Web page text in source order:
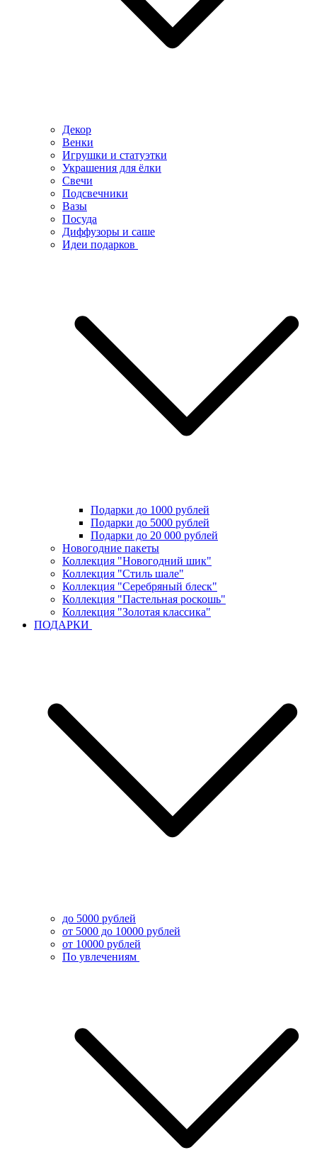
Декор
Венки
Игрушки и статуэтки
Украшения для ёлки
Свечи
Подсвечники
Вазы
Посуда
Диффузоры и саше
Идеи подарков
Подарки до 1000 рублей
Подарки до 5000 рублей
Подарки до 20 000 рублей
Новогодние пакеты
Коллекция "Новогодний шик"
Коллекция "Стиль шале"
Коллекция "Серебряный блеск"
Коллекция "Пастельная роскошь"
Коллекция "Золотая классика"
ПОДАРКИ
до 5000 рублей
от 5000 до 10000 рублей
от 10000 рублей
По увлечениям